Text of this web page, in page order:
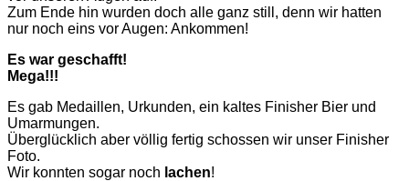
Zum Ende hin wurden doch alle ganz still, denn wir hatten
nur noch eins vor Augen: Ankommen!
Es war geschafft!
Mega!!!
Es gab Medaillen, Urkunden, ein kaltes Finisher Bier und
Umarmungen.
Überglücklich aber völlig fertig schossen wir unser Finisher
Foto.
Wir konnten sogar noch lachen!